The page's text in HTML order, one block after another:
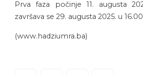
Prva faza počinje 11. augusta
završava se 29. augusta 2025. u
(www.hadziumra.ba)